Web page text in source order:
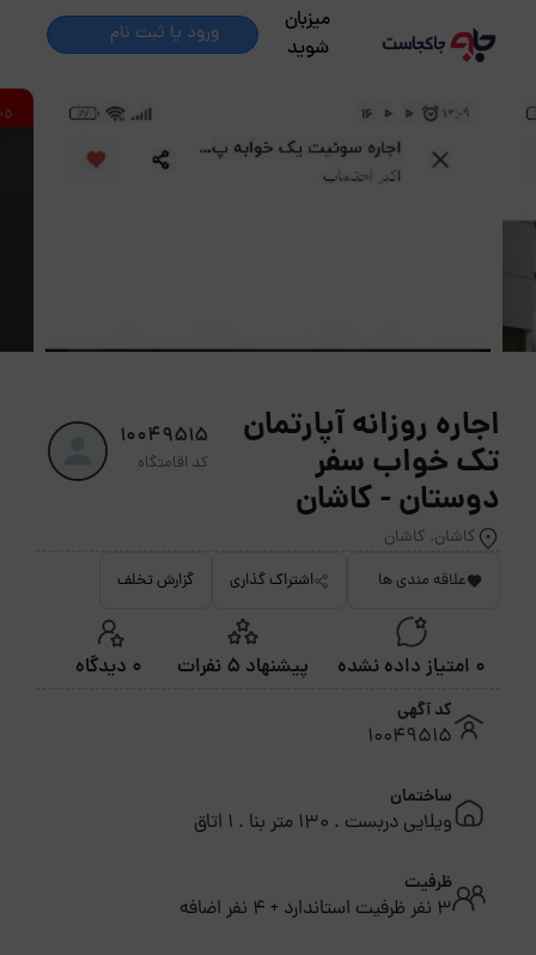
میزبان
شوید
ورود یا ثبت نام
اجاره روزانه آپارتمان
تک خواب سفر
دوستان - کاشان
کاشان, کاشان
10049515
کد اقامتگاه
علاقه مندی ها اشتراک گذاری گزارش تخلف
0 امتیاز داده نشده پیشنهاد 5 نفرات 0 دیدگاه
کد آگهی
10049515
ساختمان
ویلایی دربست . 130 متر بنا . 1 اتاق
ظرفیت
3 نفر ظرفیت استاندارد + 4 نفر اضافه